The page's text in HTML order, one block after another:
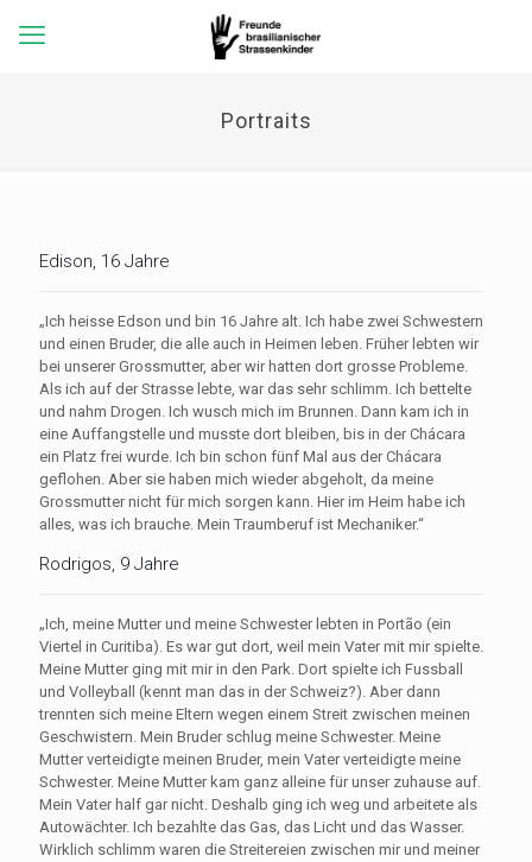
Portraits
Edison, 16 Jahre
„Ich heisse Edson und bin 16 Jahre alt. Ich habe zwei Schwestern
und einen Bruder, die alle auch in Heimen leben. Früher lebten wir
bei unserer Grossmutter, aber wir hatten dort grosse Probleme.
Als ich auf der Strasse lebte, war das sehr schlimm. Ich bettelte
und nahm Drogen. Ich wusch mich im Brunnen. Dann kam ich in
eine Auffangstelle und musste dort bleiben, bis in der Chácara
ein Platz frei wurde. Ich bin schon fünf Mal aus der Chácara
geflohen. Aber sie haben mich wieder abgeholt, da meine
Grossmutter nicht für mich sorgen kann. Hier im Heim habe ich
alles, was ich brauche. Mein Traumberuf ist Mechaniker.“
Rodrigos, 9 Jahre
„Ich, meine Mutter und meine Schwester lebten in Portão (ein
Viertel in Curitiba). Es war gut dort, weil mein Vater mit mir spielte.
Meine Mutter ging mit mir in den Park. Dort spielte ich Fussball
und Volleyball (kennt man das in der Schweiz?). Aber dann
trennten sich meine Eltern wegen einem Streit zwischen meinen
Geschwistern. Mein Bruder schlug meine Schwester. Meine
Mutter verteidigte meinen Bruder, mein Vater verteidigte meine
Schwester. Meine Mutter kam ganz alleine für unser zuhause auf.
Mein Vater half gar nicht. Deshalb ging ich weg und arbeitete als
Autowächter. Ich bezahlte das Gas, das Licht und das Wasser.
Wirklich schlimm waren die Streitereien zwischen mir und meiner